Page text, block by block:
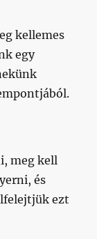
kellemes
egy
meg kell
és
ezt